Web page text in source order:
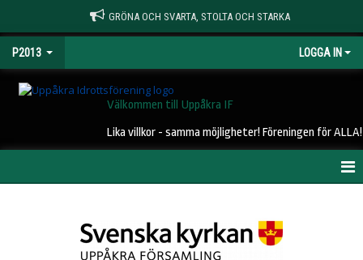
GRÖNA OCH SVARTA, STOLTA OCH STARKA
P2013 LOGGA IN
Välkommen till Uppåkra IF
Lika villkor - samma möjligheter! Föreningen för ALLA!